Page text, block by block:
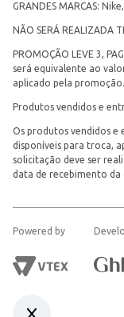
GRANDES MARCAS:
NÃO SERÁ REALIZADA
PROMOÇÃO LEVE 3,
será equivalente ao
aplicado pela promoção.
Produtos vendidos e
Os produtos vendidos e
disponíveis para troca,
solicitação deve ser
data de recebimento da
Powered by